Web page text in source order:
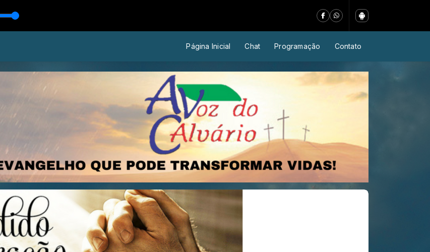
Página Inicial Chat Programação Contato